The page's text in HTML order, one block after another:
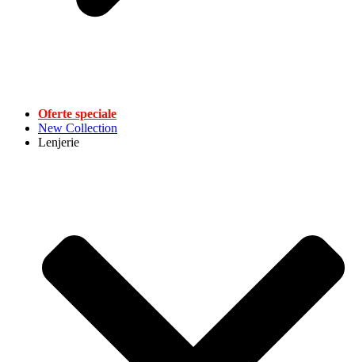
Oferte speciale
New Collection
Lenjerie